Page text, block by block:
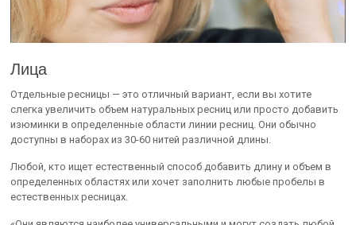
Лица
Отдельные ресницы — это отличный вариант, если вы хотите
слегка увеличить объем натуральных ресниц или просто добавить
изюминки в определенные области линии ресниц. Они обычно
доступны в наборах из 30-60 нитей различной длины.
Любой, кто ищет естественный способ добавить длину и объем в
определенных областях или хочет заполнить любые пробелы в
естественных ресницах.